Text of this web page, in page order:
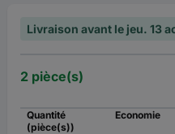
Livraison avant le jeu. 13
2 pièce(s)
Quantité
(pièce(s))
Economie